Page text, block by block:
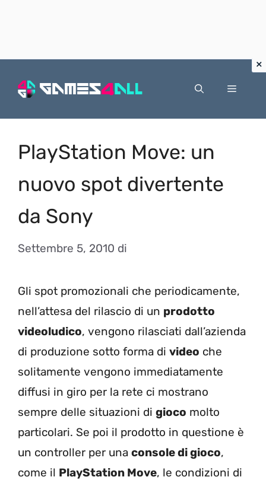
Menu
PlayStation Move: un
nuovo spot divertente
da Sony
Settembre 5, 2010 di
Gli spot promozionali che periodicamente,
nell’attesa del rilascio di un prodotto
videoludico, vengono rilasciati dall’azienda
di produzione sotto forma di video che
solitamente vengono immediatamente
diffusi in giro per la rete ci mostrano
sempre delle situazioni di gioco molto
particolari. Se poi il prodotto in questione è
un controller per una console di gioco,
come il PlayStation Move, le condizioni di